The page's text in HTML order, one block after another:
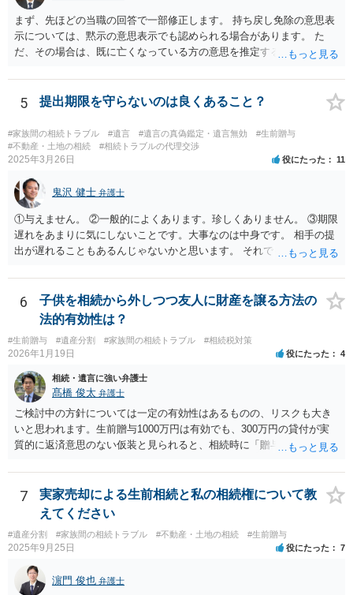
まず、先ほどの当職の回答で一部修正します。 持ち戻し免除の意思表
示については、黙示の意思表示でも認められる場合があります。 た
だ、その場合は、既に亡くなっている方の意思を推定することになり
持ち戻し免除の意思表示は書面で明確にしておいていただくべきとい
う結論は変わりません。 誤解を与えるような回答でした。失礼しまし
た。 文言については、「〇〇に対する生前贈与による特別受益の持ち
戻しをすべて免除する」というのがオーソドックスなものですが、ご
心配ならば、弁護士のところに行って、特別受益となりそうな贈与に
ついて説明した上で、適切な文言についてご相談してみてはいかがで
しょうか。
5 提出期限を守らないのは良くあること？
#家族間の相続トラブル #遺言 #遺言の真偽鑑定・遺言無効
#生前贈与
#不動産・土地の相続
#相続トラブルの代理交渉
2025年3月26日 役にたった 11
鬼沢 健士 弁護士
①与えません。 ②一般的によくあります。珍しくありません。 ③期限
遅れをあまりに気にしないことです。大事なのは中身です。 相手の提
出が遅れることもあるんじゃないかと思います。 それでもあなた有利
6
子供を相続から外しつつ友人に財産を譲る方法の
法的有効性は？
#生前贈与 #遺産分割 #家族間の相続トラブル #相続税対策
2026年1月19日 役にたった 4
相続・遺言に強い弁護士
髙橋 俊太 弁護士
ご検討中の方針については一定の有効性はあるものの、リスクも大き
いと思われます。生前贈与1000万円は有効でも、300万円の貸付が実
質的に返済意思のない仮装と見られると、相続時に「贈与」と評価さ
法として考えられるものとしては、 ①信託（家族信託・目的信託） 財
産を信託口に移し、受託者（信頼できる友人や専門職）に管理させ、
・生存中はあなたの生活費・介護費に優先充当 ・残余を友人や慈善団
体へ と使途を厳格に指定。相続ではなく信託帰属になるため、子の関
与を大きく排除できます。 ②遺言＋生命保険の組合せ 生活資金は手元
に残し、余剰資金で受取人を友人・団体にした保険を活用。保険金は
相続財産とは別枠で、遺留分対策にも有効と思われます。 ③負担付死
因贈与 「介護・見守り等を条件に、死亡時に財産を渡す」契約。条件
7
実家売却による生前相続と私の相続権について教
えてください
#遺産分割 #家族間の相続トラブル #不動産・土地の相続 #生前贈与
2025年9月25日 役にたった 7
濵門 俊也 弁護士